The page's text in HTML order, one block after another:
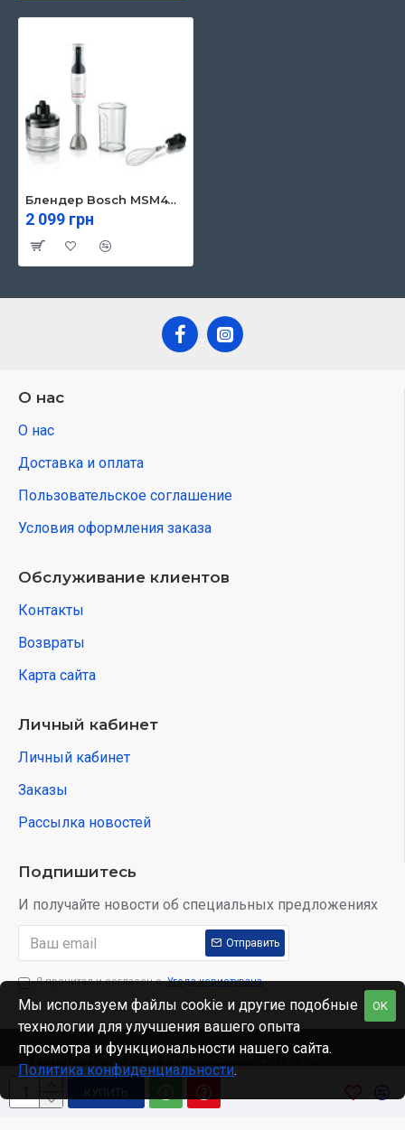
КУПИТЬ
Блендер Bosch MSM4W221
2 099 грн
О нас
О нас
Доставка и оплата
Пользовательское соглашение
Условия оформления заказа
Обслуживание клиентов
Контакты
Возвраты
Карта сайта
Личный кабинет
Личный кабинет
Заказы
Рассылка новостей
Подпишитесь
И получайте новости об специальных предложениях
Отправить
Я прочитал и согласен с Угода користувача
© Интернет-магазин www.skidka.ua, 2012-2025.
OK
Мы используем файлы cookie и другие подобные
технологии для улучшения вашего опыта
просмотра и функциональности нашего сайта.
Политика конфиденциальности.